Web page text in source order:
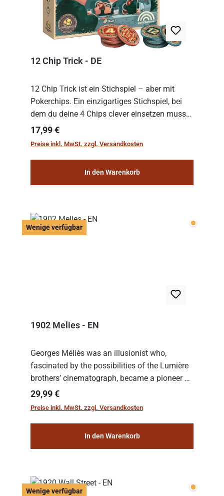
12 Chip Trick - DE
12 Chip Trick ist ein Stichspiel – aber mit
Pokerchips. Ein einzigartiges Stichspiel, bei
dem du deine 4 Chips clever einsetzen musst.
Wer die Chips mit dem höchsten Gesamtwert
hat, gewinnt die Runde. Aber Vorsicht: D...
Regulärer Preis:
17,99 €
Preise inkl. MwSt. zzgl. Versandkosten
In den Warenkorb
Wenige verfügbar Wenige
1902 Melies - EN
Georges Méliès was an illusionist who,
fascinated by the possibilities of the Lumière
brothers’ cinematograph, became a pioneer of
cinema. In 1902, he filmed his most famous
work: “Le Voyage dans la Lune” (“A Trip to...
Regulärer Preis:
29,99 €
Preise inkl. MwSt. zzgl. Versandkosten
In den Warenkorb
Wenige verfügbar Wenige